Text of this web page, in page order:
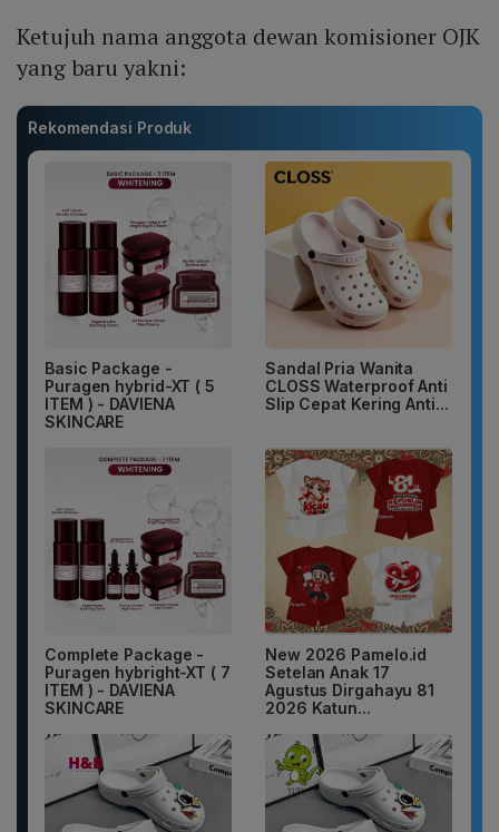
Ketujuh nama anggota dewan komisioner OJK
yang baru yakni:
Rekomendasi Produk
Basic Package -
Puragen hybrid-XT ( 5
ITEM ) - DAVIENA
SKINCARE
Sandal Pria Wanita
CLOSS Waterproof Anti
Slip Cepat Kering Anti...
Complete Package -
Puragen hybright-XT ( 7
ITEM ) - DAVIENA
SKINCARE
New 2026 Pamelo.id
Setelan Anak 17
Agustus Dirgahayu 81
2026 Katun...